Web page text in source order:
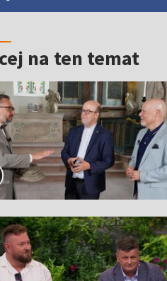
na ten temat